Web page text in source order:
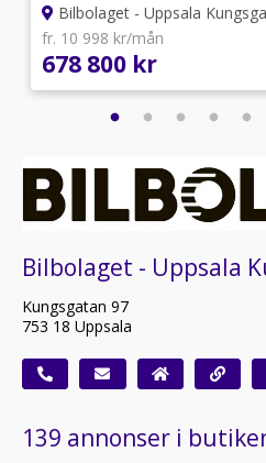
Bilbolaget - Uppsala
fr. 10 998 kr/mån
678 800 kr
Bilbolaget - Uppsala
Kungsgatan 97
753 18 Uppsala
139 annonser i